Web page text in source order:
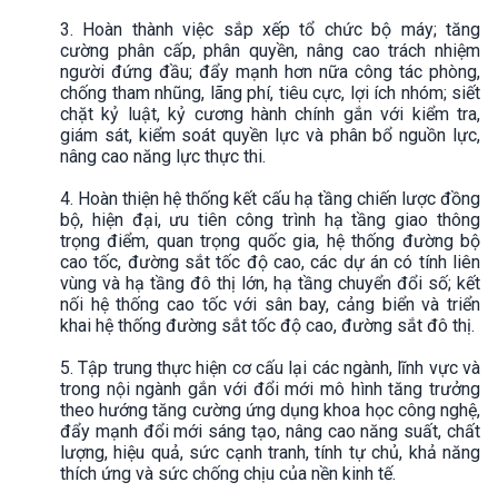
3. Hoàn thành việc sắp xếp tổ chức bộ máy; tăng
cường phân cấp, phân quyền, nâng cao trách nhiệm
người đứng đầu; đẩy mạnh hơn nữa công tác phòng,
chống tham nhũng, lãng phí, tiêu cực, lợi ích nhóm; siết
chặt kỷ luật, kỷ cương hành chính gắn với kiểm tra,
giám sát, kiểm soát quyền lực và phân bổ nguồn lực,
nâng cao năng lực thực thi.
4. Hoàn thiện hệ thống kết cấu hạ tầng chiến lược đồng
bộ, hiện đại, ưu tiên công trình hạ tầng giao thông
trọng điểm, quan trọng quốc gia, hệ thống đường bộ
cao tốc, đường sắt tốc độ cao, các dự án có tính liên
vùng và hạ tầng đô thị lớn, hạ tầng chuyển đổi số; kết
nối hệ thống cao tốc với sân bay, cảng biển và triển
khai hệ thống đường sắt tốc độ cao, đường sắt đô thị.
5. Tập trung thực hiện cơ cấu lại các ngành, lĩnh vực và
trong nội ngành gắn với đổi mới mô hình tăng trưởng
theo hướng tăng cường ứng dụng khoa học công nghệ,
đẩy mạnh đổi mới sáng tạo, nâng cao năng suất, chất
lượng, hiệu quả, sức cạnh tranh, tính tự chủ, khả năng
thích ứng và sức chống chịu của nền kinh tế.